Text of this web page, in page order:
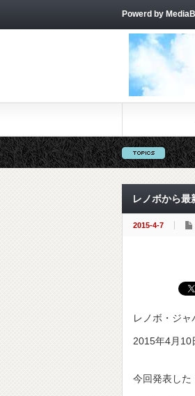
Powerd by
レノボから
2015-4-7
レノボ・ジ
2015年4月10
今回発表した